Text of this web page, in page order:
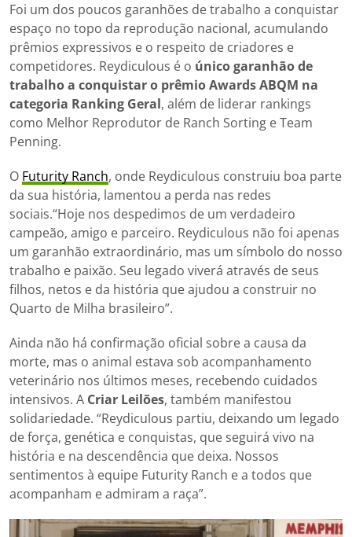
Foi um dos poucos garanhões de trabalho a conquistar
espaço no topo da reprodução nacional, acumulando
prêmios expressivos e o respeito de criadores e
competidores. Reydiculous é o único garanhão de
trabalho a conquistar o prêmio Awards ABQM na
categoria Ranking Geral, além de liderar rankings
como Melhor Reprodutor de Ranch Sorting e Team
Penning.
O Futurity Ranch, onde Reydiculous construiu boa parte
da sua história, lamentou a perda nas redes
sociais.“Hoje nos despedimos de um verdadeiro
campeão, amigo e parceiro. Reydiculous não foi apenas
um garanhão extraordinário, mas um símbolo do nosso
trabalho e paixão. Seu legado viverá através de seus
filhos, netos e da história que ajudou a construir no
Quarto de Milha brasileiro”.
Ainda não há confirmação oficial sobre a causa da
morte, mas o animal estava sob acompanhamento
veterinário nos últimos meses, recebendo cuidados
intensivos. A Criar Leilões, também manifestou
solidariedade. “Reydiculous partiu, deixando um legado
de força, genética e conquistas, que seguirá vivo na
história e na descendência que deixa. Nossos
sentimentos à equipe Futurity Ranch e a todos que
acompanham e admiram a raça”.